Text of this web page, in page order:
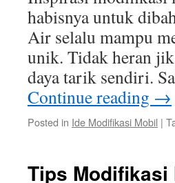
habisnya untuk
Air selalu mampu
unik. Tidak heran
daya tarik sendiri.
Continue reading →
Posted in Ide Modifikasi Mobil |
Tips